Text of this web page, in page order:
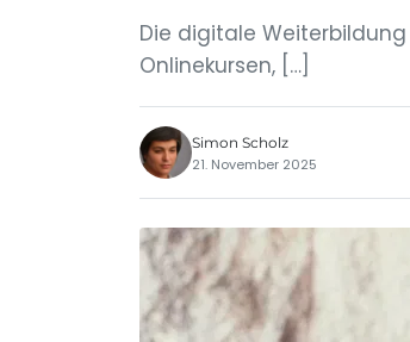
Die digitale
Onlinekursen, […]
Simon Scholz
21. November 2025